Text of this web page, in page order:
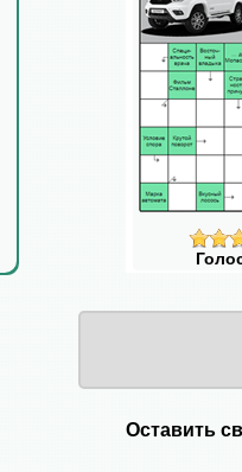
Оставить